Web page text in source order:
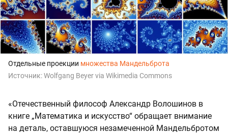
Отдельные проекции множества Мандельброта
Источник:Wolfgang Beyer via Wikimedia Commons
«Отечественный философ Александр Волошинов в
книге „Математика и искусство“ обращает внимание
на деталь, оставшуюся незамеченной Мандельбротом